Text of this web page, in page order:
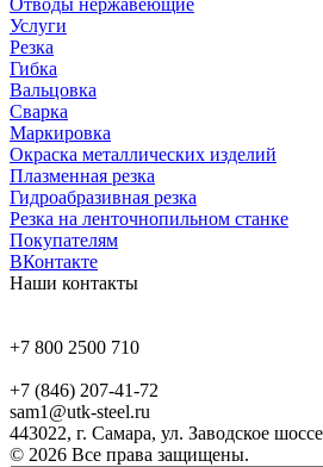
Отводы нержавеющие
Услуги
Резка
Гибка
Вальцовка
Сварка
Маркировка
Окраска металлических изделий
Плазменная резка
Гидроабразивная резка
Резка на ленточнопильном станке
Покупателям
ВКонтакте
Наши контакты
+7 800 2500 710
+7 (846) 207-41-72
sam1@utk-steel.ru
443022, г. Самара, ул. Заводское
© 2026 Все права защищены.